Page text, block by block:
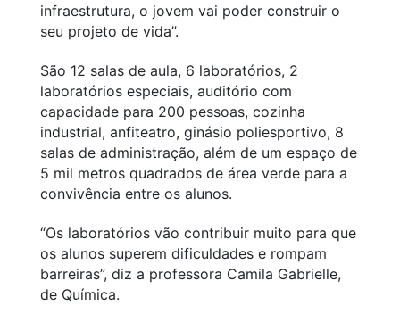
infraestrutura, o jovem vai poder construir o
seu projeto de vida”.
São 12 salas de aula, 6 laboratórios, 2
laboratórios especiais, auditório com
capacidade para 200 pessoas, cozinha
industrial, anfiteatro, ginásio poliesportivo, 8
salas de administração, além de um espaço de
5 mil metros quadrados de área verde para a
convivência entre os alunos.
“Os laboratórios vão contribuir muito para que
os alunos superem dificuldades e rompam
barreiras”, diz a professora Camila Gabrielle,
de Química.